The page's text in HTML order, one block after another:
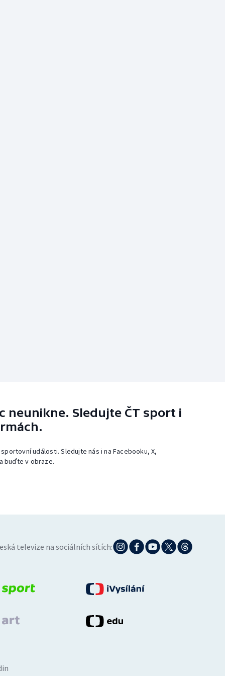
neunikne. Sledujte ČT sport i
události. Sledujte nás i na Facebooku, X,
buďte v obraze.
televize na sociálních sítích: